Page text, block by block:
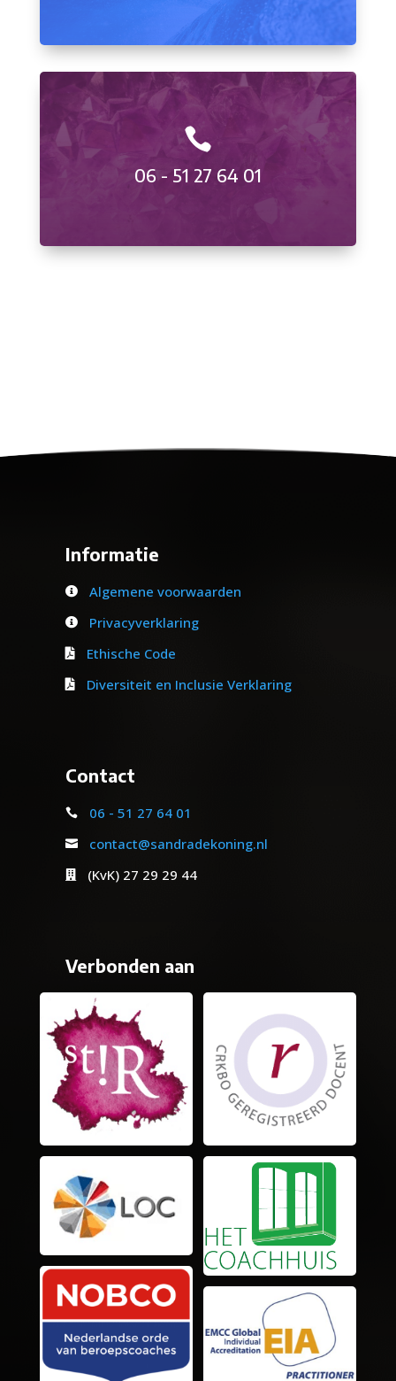

06 - 51 27 64 01
Informatie
 Algemene voorwaarden
 Privacyverklaring
 Ethische Code
 Diversiteit en Inclusie Verklaring
Contact
 06 - 51 27 64 01
 contact@sandradekoning.nl
 (KvK) 27 29 29 44
Verbonden aan